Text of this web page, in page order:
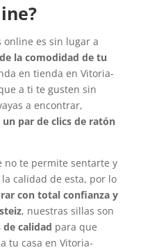
online es sin lugar a
la comodidad de tu
en tienda en Vitoria-
a ti te gusten sin
a encontrar,
un par de clics de ratón
no te permite sentarte y
calidad de esta, por lo
con total confianza y
, nuestras sillas son
calidad para que
tu casa en Vitoria-